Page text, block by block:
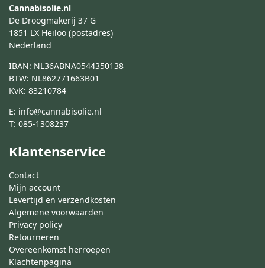
Cannabisolie.nl
De Droogmakerij 37 G
1851 LX Heiloo (postadres)
Nederland
IBAN: NL36ABNA0544350138
BTW: NL862771663B01
KvK: 83210784
E: info@cannabisolie.nl
T: 085-1308237
Klantenservice
Contact
Mijn account
Levertijd en verzendkosten
Algemene voorwaarden
Privacy policy
Retourneren
Overeenkomst herroepen
Klachtenpagina